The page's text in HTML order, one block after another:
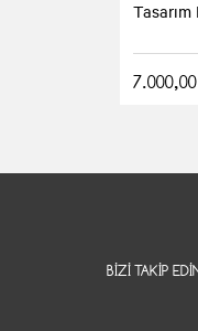
7.000,00
BIZI TAKIP